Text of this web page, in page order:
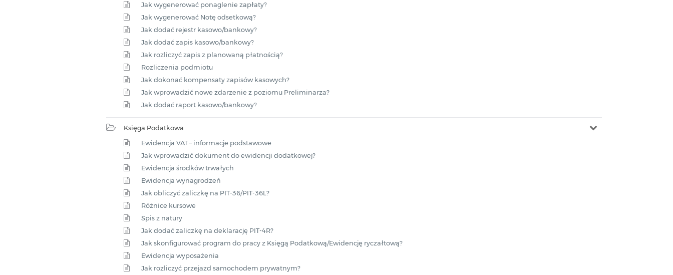
Jak wygenerować ponaglenie zapłaty?
Jak wygenerować Notę odsetkową?
Jak dodać rejestr kasowo/bankowy?
Jak dodać zapis kasowo/bankowy?
Jak rozliczyć zapis z planowaną płatnością?
Rozliczenia podmiotu
Jak dokonać kompensaty zapisów kasowych?
Jak wprowadzić nowe zdarzenie z poziomu Preliminarza?
Jak dodać raport kasowo/bankowy?
Księga Podatkowa
Ewidencja VAT – informacje podstawowe
Jak wprowadzić dokument do ewidencji dodatkowej?
Ewidencja środków trwałych
Ewidencja wynagrodzeń
Jak obliczyć zaliczkę na PIT-36/PIT-36L?
Różnice kursowe
Spis z natury
Jak dodać zaliczkę na deklarację PIT-4R?
Jak skonfigurować program do pracy z Księgą Podatkową/Ewidencję ryczałtową?
Ewidencja wyposażenia
Jak rozliczyć przejazd samochodem prywatnym?